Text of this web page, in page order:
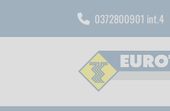
0372800901 int.4